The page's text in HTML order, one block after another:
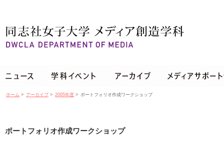
ホーム > アーカイブ > 2005年度 > ポートフォリオ作成ワークショップ
ポートフォリオ作成ワークショップ